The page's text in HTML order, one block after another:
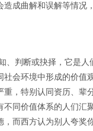
成曲解和误解等情况
判断或抉择，它是人
会环境中形成的价值
，特别认同资历、辈
同价值体系的人们汇
而西方认为别人夸奖